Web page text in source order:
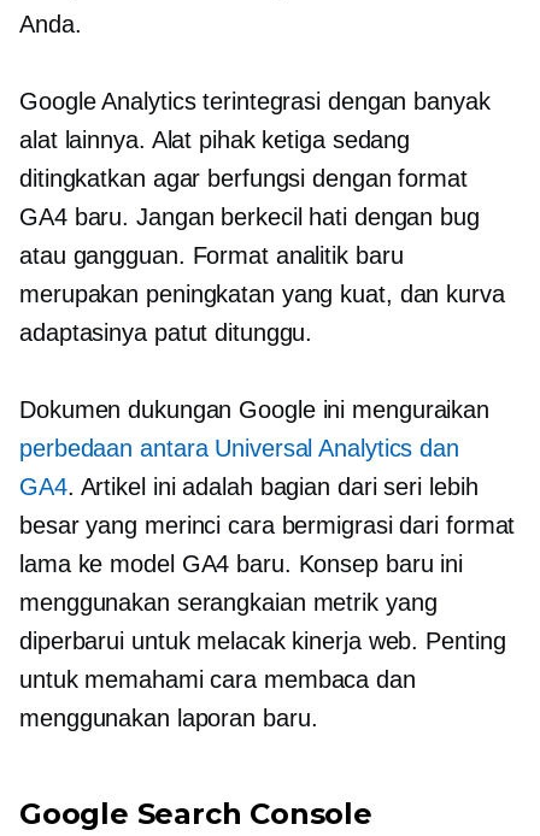
Anda.
Google Analytics terintegrasi dengan banyak
alat lainnya. Alat pihak ketiga sedang
ditingkatkan agar berfungsi dengan format
GA4 baru. Jangan berkecil hati dengan bug
atau gangguan. Format analitik baru
merupakan peningkatan yang kuat, dan kurva
adaptasinya patut ditunggu.
Dokumen dukungan Google ini menguraikan
perbedaan antara Universal Analytics dan
GA4. Artikel ini adalah bagian dari seri lebih
besar yang merinci cara bermigrasi dari format
lama ke model GA4 baru. Konsep baru ini
menggunakan serangkaian metrik yang
diperbarui untuk melacak kinerja web. Penting
untuk memahami cara membaca dan
menggunakan laporan baru.
Google Search Console